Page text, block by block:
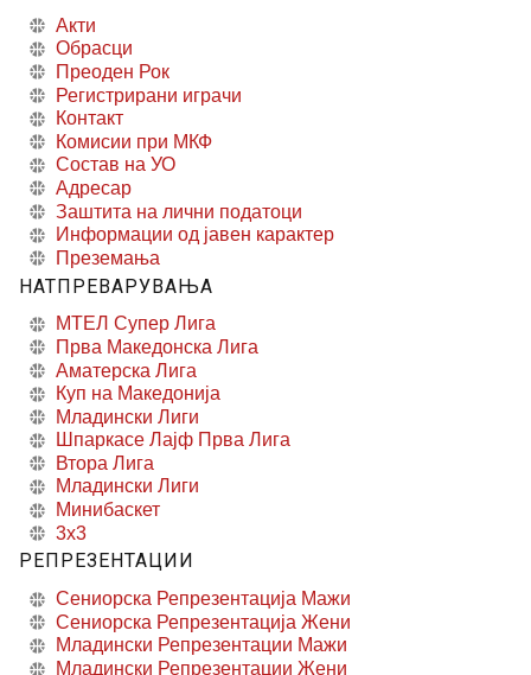
Акти
Обрасци
Преоден Рок
Регистрирани играчи
Контакт
Комисии при МКФ
Состав на УО
Адресар
Заштита на лични податоци
Информации од јавен карактер
Преземања
НАТПРЕВАРУВАЊА
МТЕЛ Супер Лига
Прва Македонска Лига
Аматерска Лига
Куп на Македонија
Младински Лиги
Шпаркасе Лајф Прва Лига
Втора Лига
Младински Лиги
Минибаскет
3x3
РЕПРЕЗЕНТАЦИИ
Сениорска Репрезентација Мажи
Сениорска Репрезентација Жени
Младински Репрезентации Мажи
Младински Репрезентации Жени